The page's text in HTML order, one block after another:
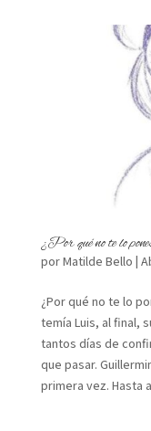
¿Por qué no te lo
porMatilde Bello |
¿Por qué no te lo
temía Luis, al final,
tantos días de
que pasar.
primera vez. Hasta